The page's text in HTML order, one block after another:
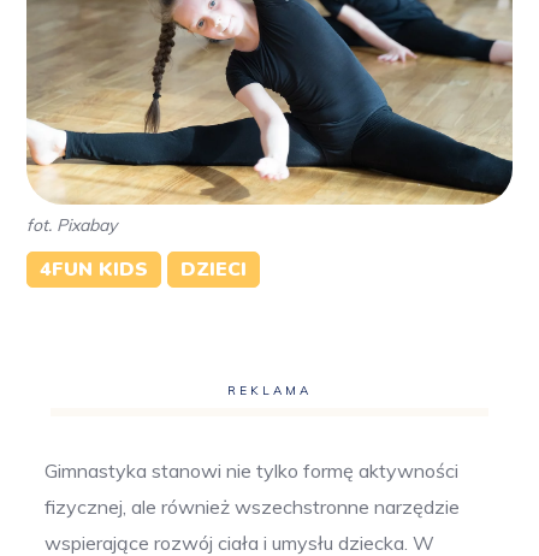
fot. Pixabay
4FUN KIDS DZIECI
REKLAMA
Gimnastyka stanowi nie tylko formę aktywności
fizycznej, ale również wszechstronne narzędzie
wspierające rozwój ciała i umysłu dziecka. W